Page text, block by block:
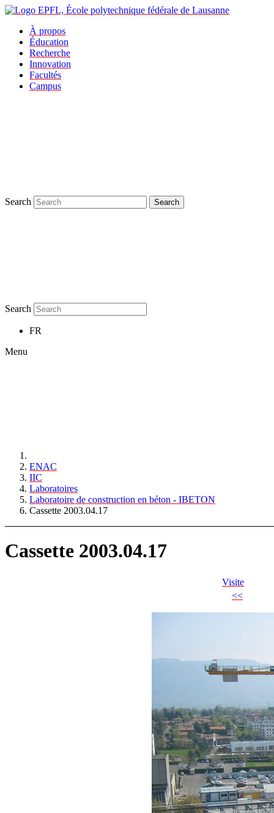
À propos
Éducation
Recherche
Innovation
Facultés
Campus
Search Search
Search
FR
Menu
ENAC
IIC
Laboratoires
Laboratoire de construction en béton - IBETON
Cassette 2003.04.17
Cassette 2003.04.17
Visite
<<